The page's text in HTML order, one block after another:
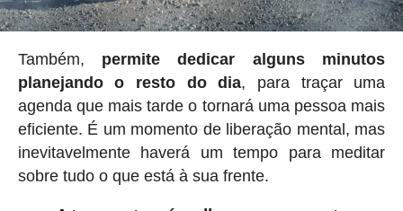
Também, permite dedicar alguns minutos
planejando o resto do dia, para traçar uma
agenda que mais tarde o tornará uma pessoa mais
eficiente. É um momento de liberação mental, mas
inevitavelmente haverá um tempo para meditar
sobre tudo o que está à sua frente.